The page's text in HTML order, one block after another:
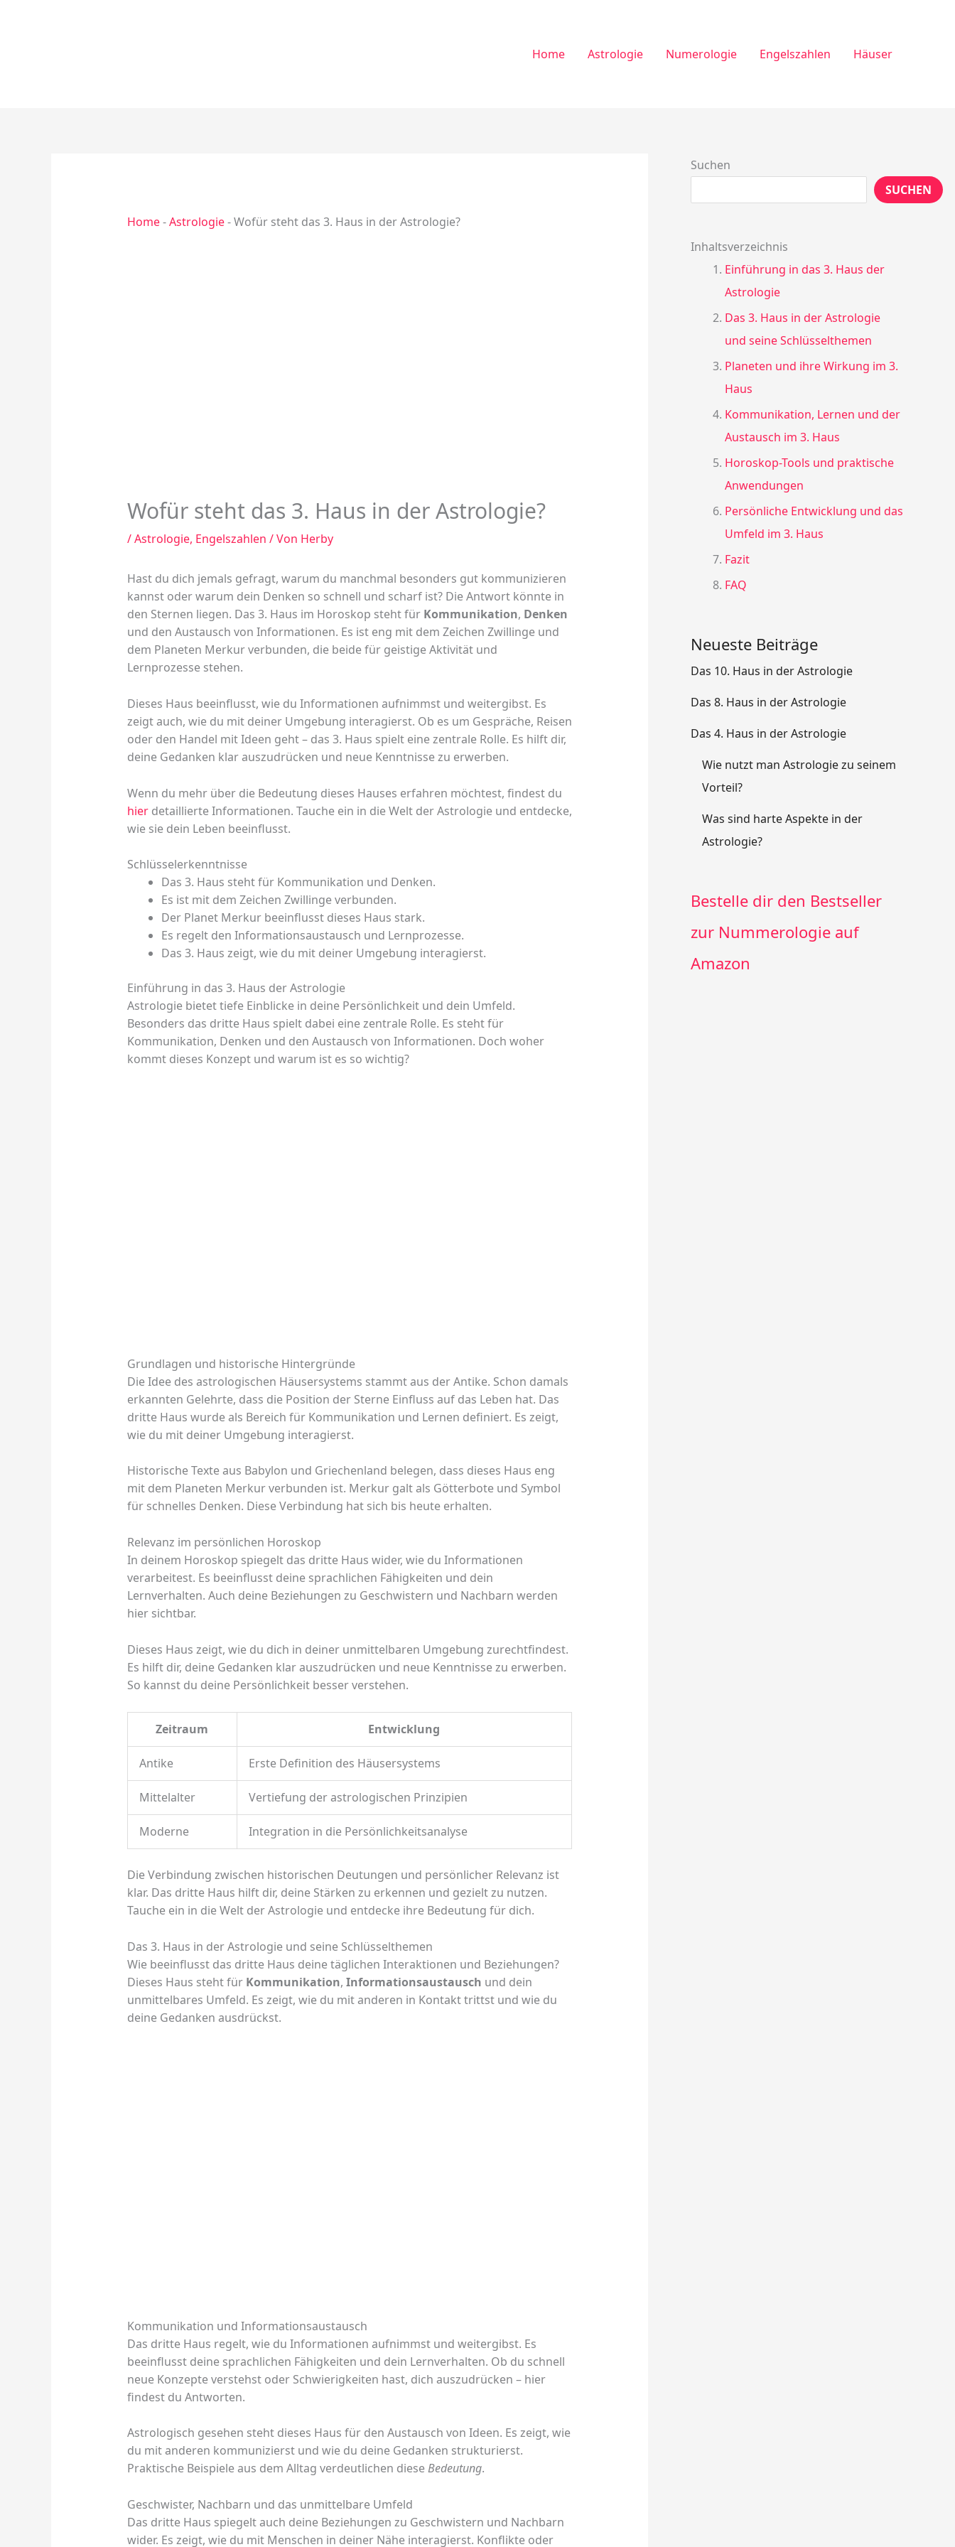
Home Astrologie Numerologie Engelszahlen Häuser
Home-Astrologie-Wofür steht das 3. Haus in der Astrologie?
Wofür steht das 3. Haus in der Astrologie?
/Astrologie, Engelszahlen / Von Herby
Hast du dich jemals gefragt, warum du manchmal besonders gut kommunizieren
kannst oder warum dein Denken so schnell und scharf ist? Die Antwort könnte in
den Sternen liegen. Das 3. Haus im Horoskop steht für Kommunikation, Denken
und den Austausch von Informationen. Es ist eng mit dem Zeichen Zwillinge und
dem Planeten Merkur verbunden, die beide für geistige Aktivität und
Lernprozesse stehen.
Dieses Haus beeinflusst, wie du Informationen aufnimmst und weitergibst. Es
zeigt auch, wie du mit deiner Umgebung interagierst. Ob es um Gespräche, Reisen
oder den Handel mit Ideen geht – das 3. Haus spielt eine zentrale Rolle. Es hilft dir,
deine Gedanken klar auszudrücken und neue Kenntnisse zu erwerben.
Wenn du mehr über die Bedeutung dieses Hauses erfahren möchtest, findest du
hierdetaillierte Informationen. Tauche ein in die Welt der Astrologie und entdecke,
wie sie dein Leben beeinflusst.
Schlüsselerkenntnisse
Das 3. Haus steht für Kommunikation und Denken.
Es ist mit dem Zeichen Zwillinge verbunden.
Der Planet Merkur beeinflusst dieses Haus stark.
Es regelt den Informationsaustausch und Lernprozesse.
Das 3. Haus zeigt, wie du mit deiner Umgebung interagierst.
Einführung in das 3. Haus der Astrologie
Astrologie bietet tiefe Einblicke in deine Persönlichkeit und dein Umfeld.
Besonders das dritte Haus spielt dabei eine zentrale Rolle. Es steht für
Kommunikation, Denken und den Austausch von Informationen. Doch woher
kommt dieses Konzept und warum ist es so wichtig?
Grundlagen und historische Hintergründe
Die Idee des astrologischen Häusersystems stammt aus der Antike. Schon damals
erkannten Gelehrte, dass die Position der Sterne Einfluss auf das Leben hat. Das
dritte Haus wurde als Bereich für Kommunikation und Lernen definiert. Es zeigt,
wie du mit deiner Umgebung interagierst.
Historische Texte aus Babylon und Griechenland belegen, dass dieses Haus eng
mit dem Planeten Merkur verbunden ist. Merkur galt als Götterbote und Symbol
für schnelles Denken. Diese Verbindung hat sich bis heute erhalten.
Relevanz im persönlichen Horoskop
In deinem Horoskop spiegelt das dritte Haus wider, wie du Informationen
verarbeitest. Es beeinflusst deine sprachlichen Fähigkeiten und dein
Lernverhalten. Auch deine Beziehungen zu Geschwistern und Nachbarn werden
hier sichtbar.
Dieses Haus zeigt, wie du dich in deiner unmittelbaren Umgebung zurechtfindest.
Es hilft dir, deine Gedanken klar auszudrücken und neue Kenntnisse zu erwerben.
So kannst du deine Persönlichkeit besser verstehen.
Zeitraum Entwicklung
Antike Erste Definition des Häusersystems
Mittelalter Vertiefung der astrologischen Prinzipien
Moderne Integration in die Persönlichkeitsanalyse
Die Verbindung zwischen historischen Deutungen und persönlicher Relevanz ist
klar. Das dritte Haus hilft dir, deine Stärken zu erkennen und gezielt zu nutzen.
Tauche ein in die Welt der Astrologie und entdecke ihre Bedeutung für dich.
Das 3. Haus in der Astrologie und seine Schlüsselthemen
Wie beeinflusst das dritte Haus deine täglichen Interaktionen und Beziehungen?
Dieses Haus steht für Kommunikation, Informationsaustausch und dein
unmittelbares Umfeld. Es zeigt, wie du mit anderen in Kontakt trittst und wie du
deine Gedanken ausdrückst.
Kommunikation und Informationsaustausch
Das dritte Haus regelt, wie du Informationen aufnimmst und weitergibst. Es
beeinflusst deine sprachlichen Fähigkeiten und dein Lernverhalten. Ob du schnell
neue Konzepte verstehst oder Schwierigkeiten hast, dich auszudrücken – hier
findest du Antworten.
Astrologisch gesehen steht dieses Haus für den Austausch von Ideen. Es zeigt, wie
du mit anderen kommunizierst und wie du deine Gedanken strukturierst.
Praktische Beispiele aus dem Alltag verdeutlichen dieseBedeutung.
Geschwister, Nachbarn und das unmittelbare Umfeld
Das dritte Haus spiegelt auch deine Beziehungen zu Geschwistern und Nachbarn
wider. Es zeigt, wie du mit Menschen in deiner Nähe interagierst. Konflikte oder
Suchen
SUCHEN
Inhaltsverzeichnis
Einführung in das 3. Haus der
Astrologie
Das 3. Haus in der Astrologie
und seine Schlüsselthemen
Planeten und ihre Wirkung im 3.
Haus
Kommunikation, Lernen und der
Austausch im 3. Haus
Horoskop-Tools und praktische
Anwendungen
Persönliche Entwicklung und das
Umfeld im 3. Haus
Fazit
FAQ
Neueste Beiträge
Das 10. Haus in der Astrologie
Das 8. Haus in der Astrologie
Das 4. Haus in der Astrologie
Wie nutzt man Astrologie zu seinem
Vorteil?
Was sind harte Aspekte in der
Astrologie?
Bestelle dir den Bestseller
zur Nummerologie auf
Amazon